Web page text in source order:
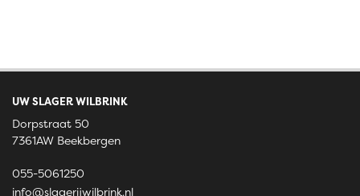
UW SLAGER WILBRINK
Dorpstraat 50
7361AW Beekbergen
055-5061250
info@slagerijwilbrink.nl